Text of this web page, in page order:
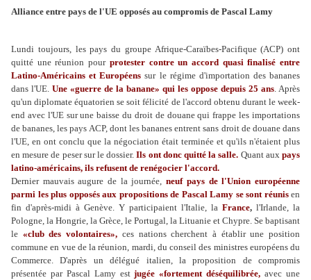
Alliance entre pays de l'UE opposés au compromis de Pascal Lamy
Lundi toujours, les pays du groupe Afrique-Caraïbes-Pacifique (ACP) ont
quitté une réunion pour protester contre un accord quasi finalisé entre
Latino-Américains et Européens sur le régime d'importation des bananes
dans l'UE. Une «guerre de la banane» qui les oppose depuis 25 ans . Après
qu'un diplomate équatorien se soit félicité de l'accord obtenu durant le week-
end avec l'UE sur une baisse du droit de douane qui frappe les importations
de bananes, les pays ACP, dont les bananes entrent sans droit de douane dans
l'UE, en ont conclu que la négociation était terminée et qu'ils n'étaient plus
en mesure de peser sur le dossier.Ils ont donc quitté la salle. Quant auxpays
latino-américains, ils refusent de renégocier l'accord.
Dernier mauvais augure de la journée,neuf pays de l'Union européenne
parmi les plus opposés aux propositions de Pascal Lamy se sont réunisen
fin d'après-midi à Genève. Y participaient l'Italie, la France, l'Irlande, la
Pologne, la Hongrie, la Grèce, le Portugal, la Lituanie et Chypre. Se baptisant
le «club des volontaires», ces nations cherchent à établir une position
commune en vue de la réunion, mardi, du conseil des ministres européens du
Commerce. D'après un délégué italien, la proposition de compromis
présentée par Pascal Lamy estjugée «fortement déséquilibrée, avec une